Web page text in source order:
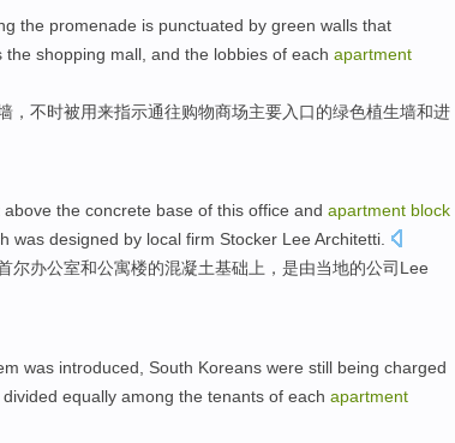
the promenade is punctuated by green walls that
the shopping mall and the lobbies of each apartment
， 不时被用来指示通往购物商场主要入口的绿色植生墙和进
above the concrete base of this office and apartment block
was designed by local firm Stocker Lee Architetti.
尔办公室和公寓楼的混凝土基础上 ， 是由当地的公司 Lee
was introduced South Koreans were still being charged
divided equally among the tenants of each apartment